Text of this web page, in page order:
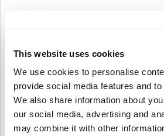
This website uses cookies
We use cookies to personalise
provide social media features and
We also share information about
our social media, advertising and
may combine it with other
มาก:
สินค้าพรีออเดอร์จะถูกจัดส่งก่อนหรือ
ระบุไว้ในขณะที่สินค้าในสต็อกจะถูก
ตรวจสอบความปลอดภัย.
การซื้อที่ถือเป็นการใช้งานเชิงพาณิช
3.8/5